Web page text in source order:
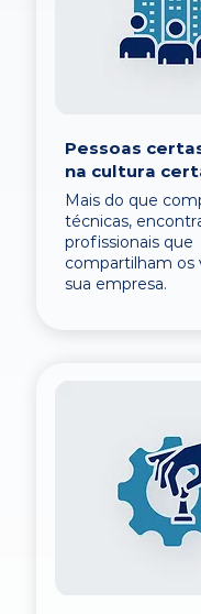
Pessoas
na cultura
Mais do que
técnicas,
profissionais que
compartilham os
sua empresa.